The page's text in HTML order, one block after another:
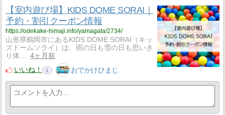
【室内遊び場】KIDS DOME SORAI｜
予約・割引クーポン情報
https://odekake-himaji.info/yamagata/2734/
山形県鶴岡市にあるKIDS DOME SORAI（キッ
ズドームソライ）は、雨の日も雪の日も思いき
り体…
4ヶ月前
いいね！
1 おでかけひまじ